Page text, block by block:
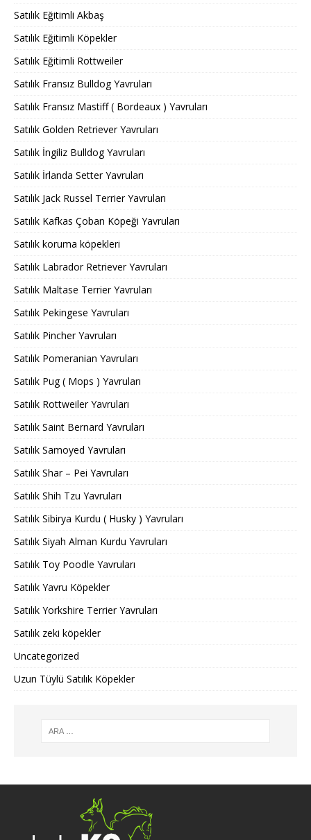
Satılık Eğitimli Akbaş
Satılık Eğitimli Köpekler
Satılık Eğitimli Rottweiler
Satılık Fransız Bulldog Yavruları
Satılık Fransız Mastiff ( Bordeaux ) Yavruları
Satılık Golden Retriever Yavruları
Satılık İngiliz Bulldog Yavruları
Satılık İrlanda Setter Yavruları
Satılık Jack Russel Terrier Yavruları
Satılık Kafkas Çoban Köpeği Yavruları
Satılık koruma köpekleri
Satılık Labrador Retriever Yavruları
Satılık Maltase Terrier Yavruları
Satılık Pekingese Yavruları
Satılık Pincher Yavruları
Satılık Pomeranian Yavruları
Satılık Pug ( Mops ) Yavruları
Satılık Rottweiler Yavruları
Satılık Saint Bernard Yavruları
Satılık Samoyed Yavruları
Satılık Shar – Pei Yavruları
Satılık Shih Tzu Yavruları
Satılık Sibirya Kurdu ( Husky ) Yavruları
Satılık Siyah Alman Kurdu Yavruları
Satılık Toy Poodle Yavruları
Satılık Yavru Köpekler
Satılık Yorkshire Terrier Yavruları
Satılık zeki köpekler
Uncategorized
Uzun Tüylü Satılık Köpekler